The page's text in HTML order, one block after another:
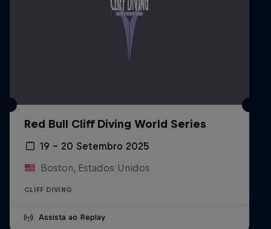
Red Bull Cliff Diving World Series
19 – 20 Setembro 2025
Boston, Estados Unidos
CLIFF DIVING
Assista ao Replay